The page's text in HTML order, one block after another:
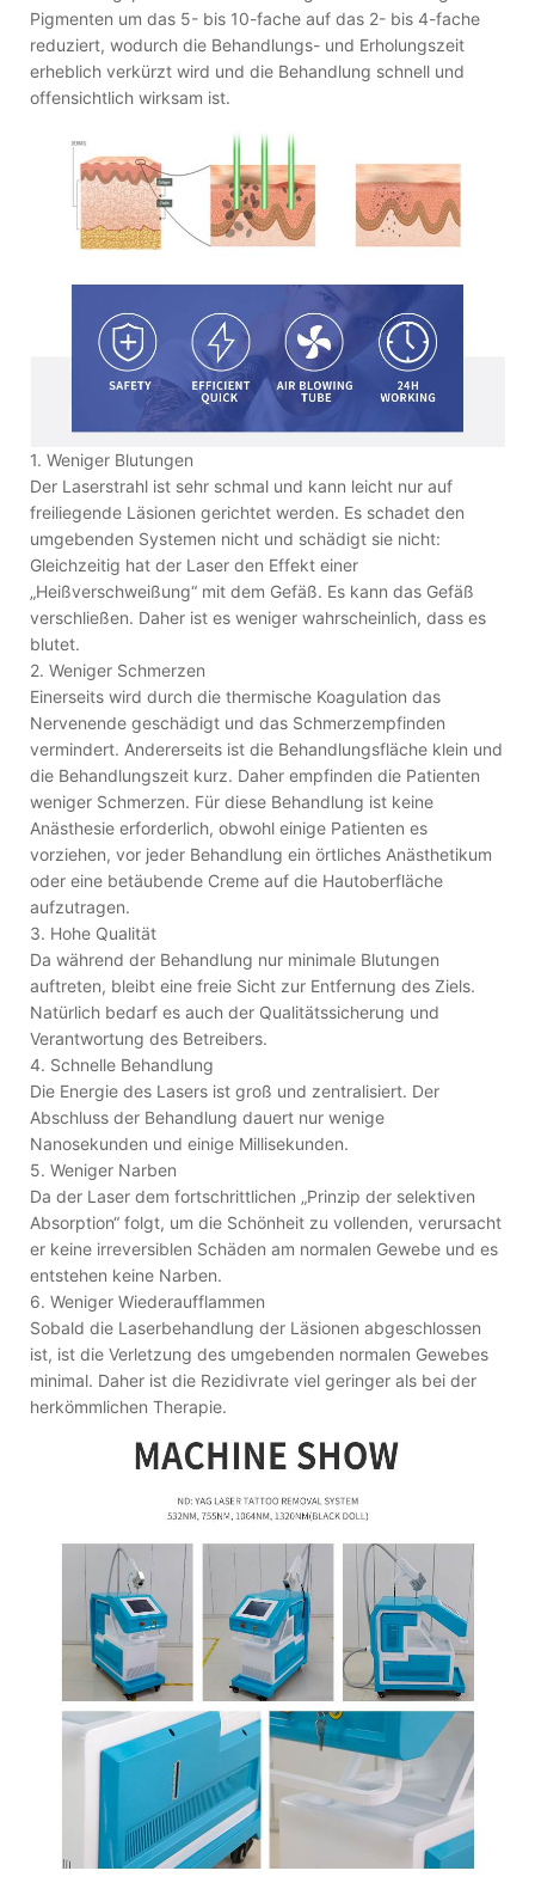
Pigmenten um das 5- bis 10-fache auf das 2- bis 4-fache
reduziert, wodurch die Behandlungs- und Erholungszeit
erheblich verkürzt wird und die Behandlung schnell und
offensichtlich wirksam ist.
1. Weniger Blutungen
Der Laserstrahl ist sehr schmal und kann leicht nur auf
freiliegende Läsionen gerichtet werden. Es schadet den
umgebenden Systemen nicht und schädigt sie nicht:
Gleichzeitig hat der Laser den Effekt einer
„Heißverschweißung“ mit dem Gefäß. Es kann das Gefäß
verschließen. Daher ist es weniger wahrscheinlich, dass es
blutet.
2. Weniger Schmerzen
Einerseits wird durch die thermische Koagulation das
Nervenende geschädigt und das Schmerzempfinden
vermindert. Andererseits ist die Behandlungsfläche klein und
die Behandlungszeit kurz. Daher empfinden die Patienten
weniger Schmerzen. Für diese Behandlung ist keine
Anästhesie erforderlich, obwohl einige Patienten es
vorziehen, vor jeder Behandlung ein örtliches Anästhetikum
oder eine betäubende Creme auf die Hautoberfläche
aufzutragen.
3. Hohe Qualität
Da während der Behandlung nur minimale Blutungen
auftreten, bleibt eine freie Sicht zur Entfernung des Ziels.
Natürlich bedarf es auch der Qualitätssicherung und
Verantwortung des Betreibers.
4. Schnelle Behandlung
Die Energie des Lasers ist groß und zentralisiert. Der
Abschluss der Behandlung dauert nur wenige
Nanosekunden und einige Millisekunden.
5. Weniger Narben
Da der Laser dem fortschrittlichen „Prinzip der selektiven
Absorption“ folgt, um die Schönheit zu vollenden, verursacht
er keine irreversiblen Schäden am normalen Gewebe und es
entstehen keine Narben.
6. Weniger Wiederaufflammen
Sobald die Laserbehandlung der Läsionen abgeschlossen
ist, ist die Verletzung des umgebenden normalen Gewebes
minimal. Daher ist die Rezidivrate viel geringer als bei der
herkömmlichen Therapie.